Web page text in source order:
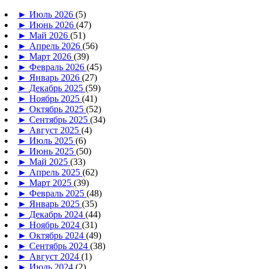
► Июль 2026 (5)
► Июнь 2026 (47)
► Май 2026 (51)
► Апрель 2026 (56)
► Март 2026 (39)
► Февраль 2026 (45)
► Январь 2026 (27)
► Декабрь 2025 (59)
► Ноябрь 2025 (41)
► Октябрь 2025 (52)
► Сентябрь 2025 (34)
► Август 2025 (4)
► Июль 2025 (6)
► Июнь 2025 (50)
► Май 2025 (33)
► Апрель 2025 (62)
► Март 2025 (39)
► Февраль 2025 (48)
► Январь 2025 (35)
► Декабрь 2024 (44)
► Ноябрь 2024 (31)
► Октябрь 2024 (49)
► Сентябрь 2024 (38)
► Август 2024 (1)
► Июль 2024 (2)